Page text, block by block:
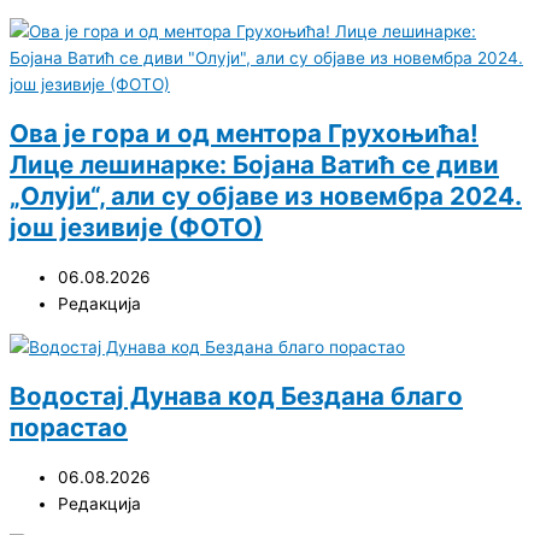
Ова је гора и од ментора Грухоњића!
Лице лешинарке: Бојана Ватић се диви
„Олуји“, али су објаве из новембра 2024.
још језивије (ФОТО)
06.08.2026
Редакција
Водостај Дунава код Бездана благо
порастао
06.08.2026
Редакција